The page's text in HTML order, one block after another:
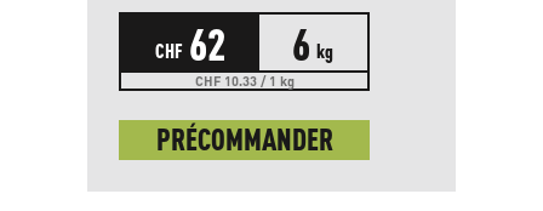
CHF 62 6 kg
CHF 10.33 / 1 kg
PRÉCOMMANDER